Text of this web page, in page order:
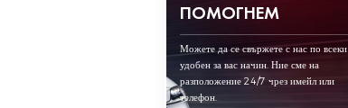
ПОМОГНЕМ
Можете да се свържете с нас по всеки
удобен за вас начин. Ние сме на
разположение 24/7 чрез имейл или
телефон.